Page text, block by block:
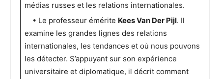
médias russes et les relations internationales.
• Le professeur émérite Kees Van Der Pijl. Il
examine les grandes lignes des relations
internationales, les tendances et où nous pouvons
les détecter. S’appuyant sur son expérience
universitaire et diplomatique, il décrit comment